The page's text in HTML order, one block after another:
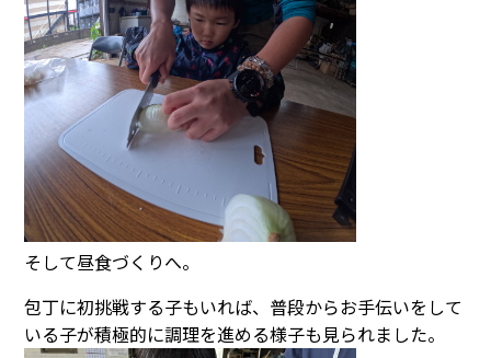
そして昼食づくりへ。
包丁に初挑戦する子もいれば、普段からお手伝いをして
いる子が積極的に調理を進める様子も見られました。